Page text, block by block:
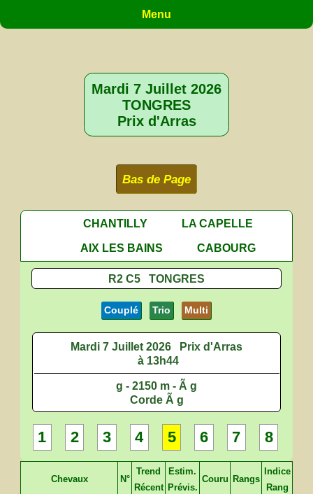
Menu
Mardi 7 Juillet 2026
TONGRES
Prix d'Arras
Bas de Page
CHANTILLY
LA CAPELLE
AIX LES BAINS
CABOURG
R2 C5 TONGRES
Couplé Trio Multi
Mardi 7 Juillet 2026
Prix d'Arras
à 13h44
g - 2150 m - Ã g
Corde Ã g
1 2 3 4 5 6 7 8
Chevaux N°
Trend
Récent
Estim.
Prévis.
Couru Rangs
Indice
Rang